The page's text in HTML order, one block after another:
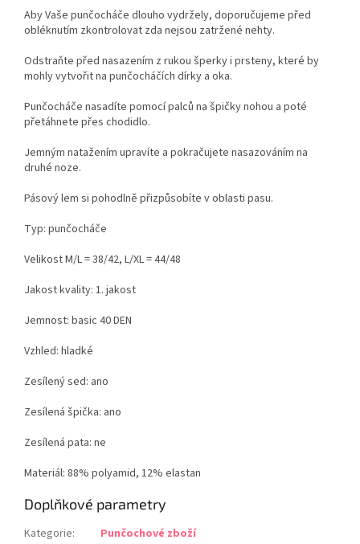
Aby Vaše punčocháče dlouho vydržely, doporučujeme před
obléknutím zkontrolovat zda nejsou zatržené nehty.
Odstraňte před nasazením z rukou šperky i prsteny, které by
mohly vytvořit na punčocháčích dírky a oka.
Punčocháče nasadíte pomocí palců na špičky nohou a poté
přetáhnete přes chodidlo.
Jemným natažením upravíte a pokračujete nasazováním na
druhé noze.
Pásový lem si pohodlně přizpůsobíte v oblasti pasu.
Typ: punčocháče
Velikost M/L = 38/42, L/XL = 44/48
Jakost kvality: 1. jakost
Jemnost: basic 40 DEN
Vzhled: hladké
Zesílený sed: ano
Zesílená špička: ano
Zesílená pata: ne
Materiál: 88% polyamid, 12% elastan
Doplňkové parametry
Kategorie:
Punčochové zboží